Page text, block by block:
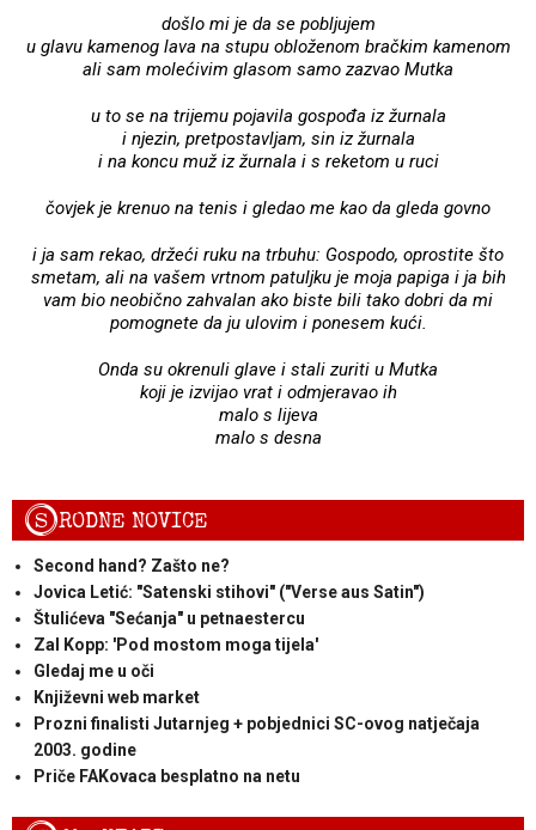
došlo mi je da se pobljujem
u glavu kamenog lava na stupu obloženom bračkim kamenom
ali sam molećivim glasom samo zazvao Mutka
u to se na trijemu pojavila gospođa iz žurnala
i njezin, pretpostavljam, sin iz žurnala
i na koncu muž iz žurnala i s reketom u ruci
čovjek je krenuo na tenis i gledao me kao da gleda govno
i ja sam rekao, držeći ruku na trbuhu: Gospodo, oprostite što
smetam, ali na vašem vrtnom patuljku je moja papiga i ja bih
vam bio neobično zahvalan ako biste bili tako dobri da mi
pomognete da ju ulovim i ponesem kući.
Onda su okrenuli glave i stali zuriti u Mutka
koji je izvijao vrat i odmjeravao ih
malo s lijeva
malo s desna
SRODNE NOVICE
Second hand? Zašto ne?
Jovica Letić: "Satenski stihovi" ("Verse aus Satin")
Štulićeva "Sećanja" u petnaestercu
Zal Kopp: 'Pod mostom moga tijela'
Gledaj me u oči
Književni web market
Prozni finalisti Jutarnjeg + pobjednici SC-ovog natječaja
2003. godine
Priče FAKovaca besplatno na netu